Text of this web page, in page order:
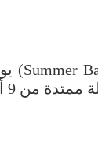
من 9 أيام: